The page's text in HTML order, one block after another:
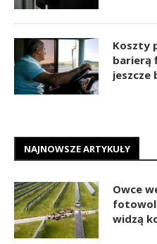
Koszty
barierą
jeszcze
NAJNOWSZE ARTYKUŁY
Owce
widzą